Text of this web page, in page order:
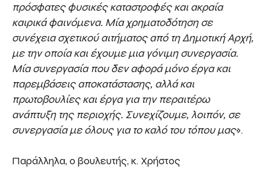
πρόσφατες φυσικές καταστροφές και ακραία
καιρικά φαινόμενα. Μία χρηματοδότηση σε
συνέχεια σχετικού αιτήματος από τη Δημοτική Αρχή,
με την οποία και έχουμε μια γόνιμη συνεργασία.
Μία συνεργασία που δεν αφορά μόνο έργα και
παρεμβάσεις αποκατάστασης, αλλά και
πρωτοβουλίες και έργα για την περαιτέρω
ανάπτυξη της περιοχής. Συνεχίζουμε, λοιπόν, σε
συνεργασία με όλους για το καλό του τόπου μας».
Παράλληλα, ο βουλευτής, κ. Χρήστος